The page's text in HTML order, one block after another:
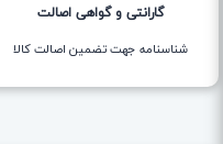
گارانتی و گواهی اصالت
شناسنامه جهت تضمین اصالت کالا